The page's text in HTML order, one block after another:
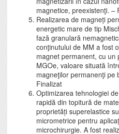
magnetice, preexistenţi. –
Realizarea de magneți
energetic mare de tip
fază granulară
conţinutului de MM a fost
magnet permanent, cu un
MGOe, valoare situată
magneţilor permanenţi pe
Finalizat
Optimizarea tehnologiei
rapidă din topitură de
proprietăți superelastice
micrometrice pentru
microchirurgie. A fost